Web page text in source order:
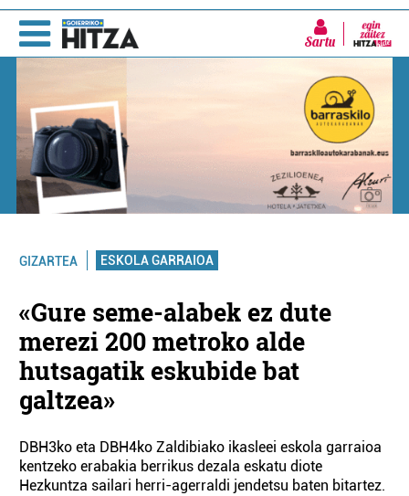
Sartu
GIZARTEA ESKOLA GARRAIOA
«Gure seme-alabek ez dute
merezi 200 metroko alde
hutsagatik eskubide bat
galtzea»
DBH3ko eta DBH4ko Zaldibiako ikasleei eskola garraioa
kentzeko erabakia berrikus dezala eskatu diote
Hezkuntza sailari herri-agerraldi jendetsu baten bitartez.